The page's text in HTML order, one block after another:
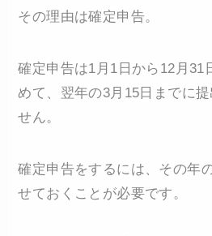
その理由は確定申告。
確定申告は1月1日から12月31
めて、翌年の3月15日までに
せん。
確定申告をするには、その年
せておくことが必要です。